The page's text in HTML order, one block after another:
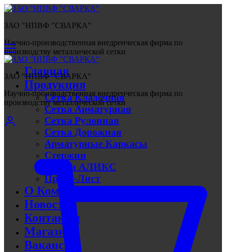
ЗАО "НПВФ "СВАРКА"
Научно-производственная внедренческая фирма по
производству металлической сетки
Главная
Продукция
Сетка Кладочная
Сетка Арматурная
Сетка Рулонная
Сетка Дорожная
Арматурные Каркасы
Стержни
Линии АЛИКС
Прайс-Лист
О Компании
Новости
Контакты
Магазин
Вакансии
ЗАО "НПВФ "СВАРКА"
Научно-производственная внедренческая фирма по
производству металлической сетки